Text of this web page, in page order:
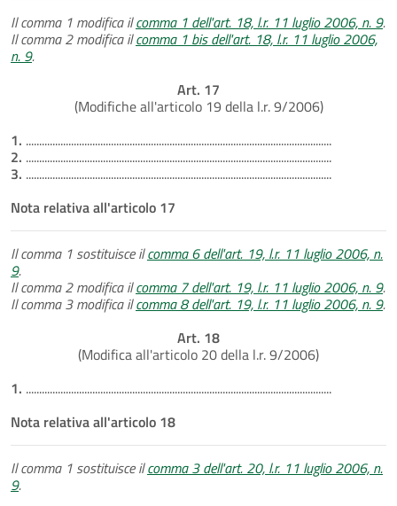
Il comma 1 modifica ilcomma 1 dell'art. 18, l.r. 11 luglio 2006, n. 9.
Il comma 2 modifica ilcomma 1 bis dell'art. 18, l.r. 11 luglio 2006,
n. 9.
Art. 17
(Modifiche all'articolo 19 della l.r. 9/2006)
1. ...................................................................................................................
2. ...................................................................................................................
3. ...................................................................................................................
Nota relativa all'articolo 17
Il comma 1 sostituisce ilcomma 6 dell'art. 19, l.r. 11 luglio 2006, n.
9.
Il comma 2 modifica ilcomma 7 dell'art. 19, l.r. 11 luglio 2006, n. 9.
Il comma 3 modifica ilcomma 8 dell'art. 19, l.r. 11 luglio 2006, n. 9.
Art. 18
(Modifica all'articolo 20 della l.r. 9/2006)
1. ...................................................................................................................
Nota relativa all'articolo 18
Il comma 1 sostituisce ilcomma 3 dell'art. 20, l.r. 11 luglio 2006, n.
9.